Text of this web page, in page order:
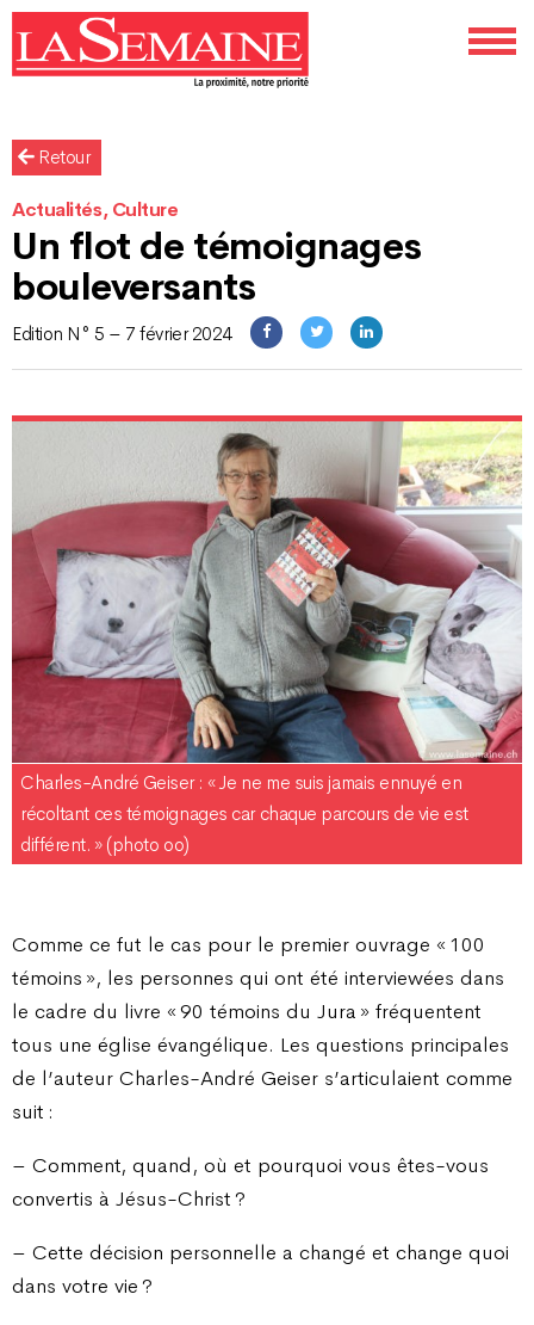
Retour
Actualités, Culture
Un flot de témoignages
bouleversants
Edition N° 5 – 7 février 2024
Charles-André Geiser : « Je ne me suis jamais ennuyé en
récoltant ces témoignages car chaque parcours de vie est
différent. » (photo oo)
Comme ce fut le cas pour le premier ouvrage « 100
témoins », les personnes qui ont été interviewées dans
le cadre du livre « 90 témoins du Jura » fréquentent
tous une église évangélique. Les questions principales
de l’auteur Charles-André Geiser s’articulaient comme
suit :
– Comment, quand, où et pourquoi vous êtes-vous
convertis à Jésus-Christ ?
– Cette décision personnelle a changé et change quoi
dans votre vie ?